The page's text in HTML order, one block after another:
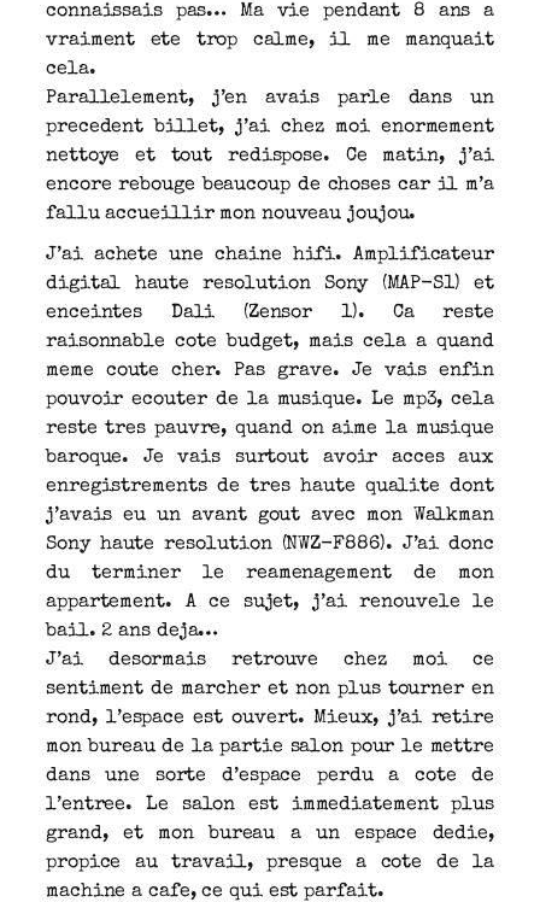
connaissais pas… Ma vie pendant 8 ans a
vraiment ete trop calme, il me manquait
cela.
Parallelement, j’en avais parle dans un
precedent billet, j’ai chez moi enormement
nettoye et tout redispose. Ce matin, j’ai
encore rebouge beaucoup de choses car il m’a
fallu accueillir mon nouveau joujou.
J’ai achete une chaine hifi. Amplificateur
digital haute resolution Sony (MAP-S1) et
enceintes Dali (Zensor 1). Ca reste
raisonnable cote budget, mais cela a quand
meme coute cher. Pas grave. Je vais enfin
pouvoir ecouter de la musique. Le mp3, cela
reste tres pauvre, quand on aime la musique
baroque. Je vais surtout avoir acces aux
enregistrements de tres haute qualite dont
j’avais eu un avant gout avec mon Walkman
Sony haute resolution (NWZ-F886). J’ai donc
du terminer le reamenagement de mon
appartement. A ce sujet, j’ai renouvele le
bail. 2 ans deja…
J’ai desormais retrouve chez moi ce
sentiment de marcher et non plus tourner en
rond, l’espace est ouvert. Mieux, j’ai retire
mon bureau de la partie salon pour le mettre
dans une sorte d’espace perdu a cote de
l’entree. Le salon est immediatement plus
grand, et mon bureau a un espace dedie,
propice au travail, presque a cote de la
machine a cafe, ce qui est parfait.